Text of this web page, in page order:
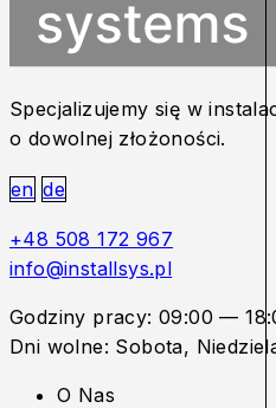
Specjalizujemy się w
o dowolnej złożoności.
en de
+48 508 172 967
info@installsys.pl
Godziny pracy: 09:00 —
Dni wolne: Sobota,
O Nas